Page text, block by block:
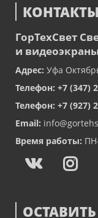
КОНТАКТЫ
ГорТехСвет
и видеоэкраны
Адрес: Уфа
Телефон: +7 (347)
Телефон: +7 (927)
Email:
Время работы: